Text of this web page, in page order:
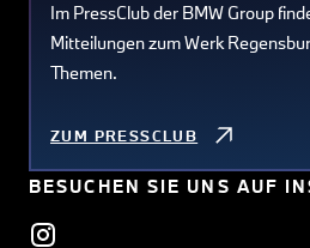
Im PressClub der BMW Group
Mitteilungen zum Werk
Themen.
ZUM PRESSCLUB
BESUCHEN SIE UNS AUF